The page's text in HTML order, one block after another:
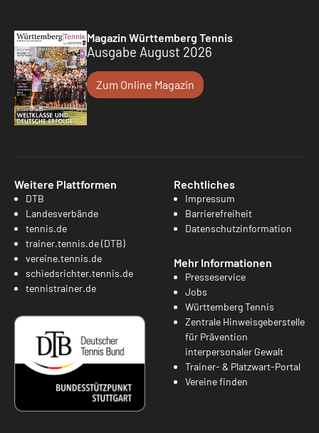
Magazin Württemberg Tennis
Ausgabe August 2026
Zum Online Magazin
Weitere Plattformen
DTB
Landesverbände
tennis.de
trainer.tennis.de (DTB)
vereine.tennis.de
schiedsrichter.tennis.de
tennistrainer.de
Rechtliches
Impressum
Barrierefreiheit
Datenschutzinformation
Mehr Informationen
Presseservice
Jobs
Württemberg Tennis
Zentrale Hinweisgeberstelle
für Prävention
interpersonaler Gewalt
Trainer- & Platzwart-Portal
Vereine finden